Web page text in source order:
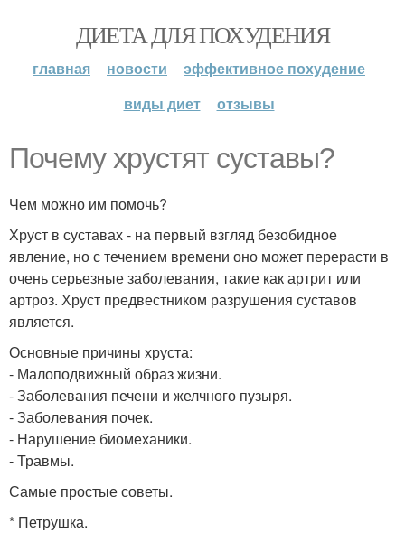
ДИЕТА ДЛЯ ПОХУДЕНИЯ
главная новости
эффективное похудение
виды диет
отзывы
Почему хрустят суставы?
Чем можно им помочь?
Хруст в суставах - на первый взгляд безобидное
явление, но с течением времени оно может перерасти в
очень серьезные заболевания, такие как артрит или
артроз. Хруст предвестником разрушения суставов
является.
Основные причины хруста:
- Малоподвижный образ жизни.
- Заболевания печени и желчного пузыря.
- Заболевания почек.
- Нарушение биомеханики.
- Травмы.
Самые простые советы.
* Петрушка.